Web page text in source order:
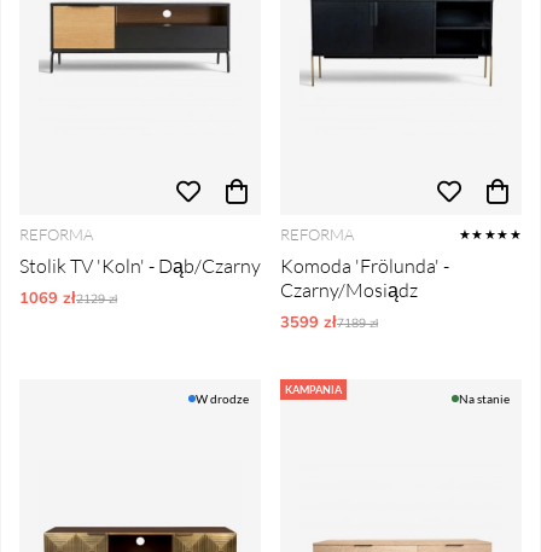
REFORMA
Stolik TV 'Koln' - Dąb/Czarny
1069 złOrdynarne ceny:
2129 zł
REFORMA ★★★★★
Komoda 'Frölunda' -
Czarny/Mosiądz
3599 złOrdynarne ceny:
7189 zł
W drodze
KAMPANIA
Na stanie